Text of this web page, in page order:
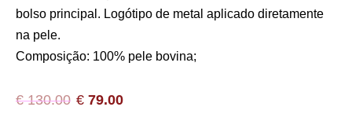
bolso principal. Logótipo de metal aplicado diretamente
na pele.
Composição: 100% pele bovina;
€130.00 € 79.00